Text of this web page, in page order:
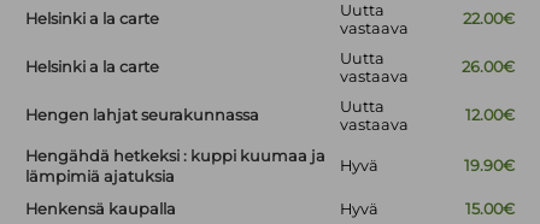
Helsinki a la carte
Uutta
vastaava
22.00€
Helsinki a la carte
Uutta
vastaava
26.00€
Hengen lahjat seurakunnassa
Uutta
vastaava
12.00€
Hengähdä hetkeksi : kuppi kuumaa ja
lämpimiä ajatuksia
Hyvä 19.90€
Henkensä kaupalla Hyvä 15.00€